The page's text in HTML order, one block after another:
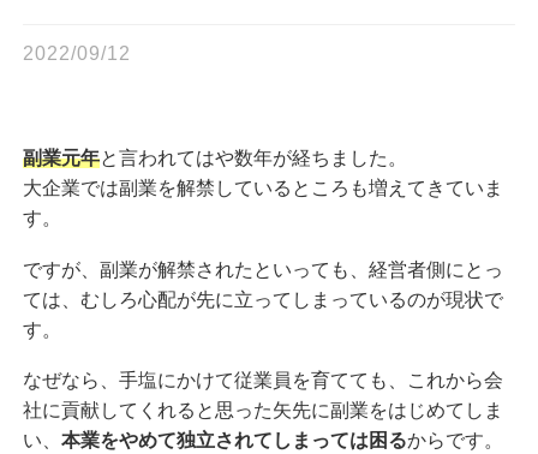
2022/09/12
副業元年と言われてはや数年が経ちました。
大企業では副業を解禁しているところも増えてきていま
す。
ですが、副業が解禁されたといっても、経営者側にとっ
ては、むしろ心配が先に立ってしまっているのが現状で
す。
なぜなら、手塩にかけて従業員を育てても、これから会
社に貢献してくれると思った矢先に副業をはじめてしま
い、 本業をやめて独立されてしまっては困るからです。